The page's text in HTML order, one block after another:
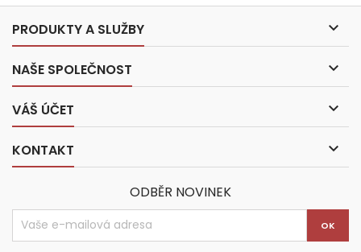
PRODUKTY A SLUŽBY 
NAŠE SPOLEČNOST 
VÁŠ ÚČET 
KONTAKT 
ODBĚR NOVINEK